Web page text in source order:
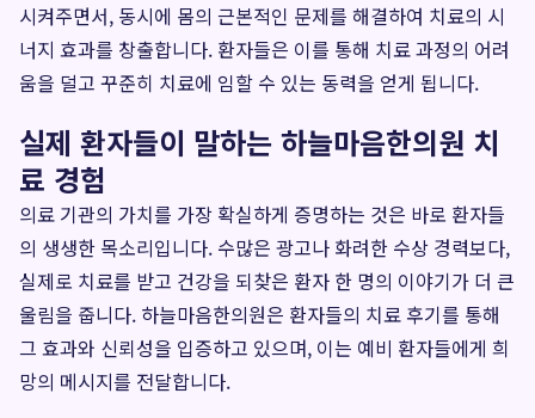
시켜주면서, 동시에 몸의 근본적인 문제를 해결하여 치료의 시
너지 효과를 창출합니다. 환자들은 이를 통해 치료 과정의 어려
움을 덜고 꾸준히 치료에 임할 수 있는 동력을 얻게 됩니다.
실제 환자들이 말하는 하늘마음한의원 치
료 경험
의료 기관의 가치를 가장 확실하게 증명하는 것은 바로 환자들
의 생생한 목소리입니다. 수많은 광고나 화려한 수상 경력보다,
실제로 치료를 받고 건강을 되찾은 환자 한 명의 이야기가 더 큰
울림을 줍니다. 하늘마음한의원은 환자들의 치료 후기를 통해
그 효과와 신뢰성을 입증하고 있으며, 이는 예비 환자들에게 희
망의 메시지를 전달합니다.